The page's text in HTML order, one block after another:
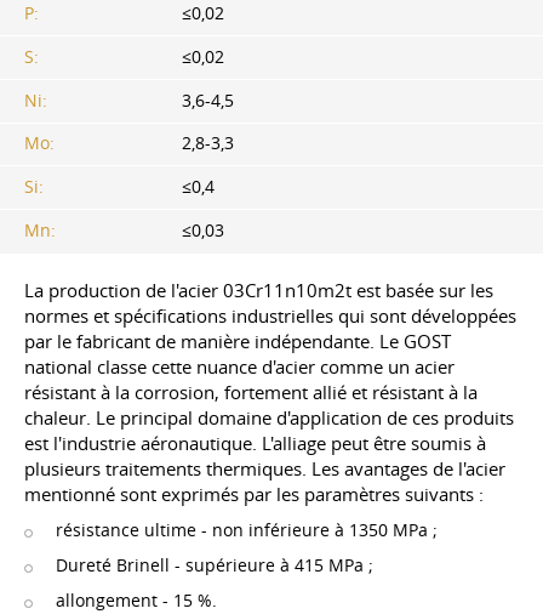
P:
≤0,02
S:
≤0,02
Ni:
3,6-4,5
Mo:
2,8-3,3
Si:
≤0,4
Mn:
≤0,03
La production de l'acier 03Cr11n10m2t est basée sur les
normes et spécifications industrielles qui sont développées
par le fabricant de manière indépendante. Le GOST
national classe cette nuance d'acier comme un acier
résistant à la corrosion, fortement allié et résistant à la
chaleur. Le principal domaine d'application de ces produits
est l'industrie aéronautique. L'alliage peut être soumis à
plusieurs traitements thermiques. Les avantages de l'acier
mentionné sont exprimés par les paramètres suivants :
résistance ultime - non inférieure à 1350 MPa ;
Dureté Brinell - supérieure à 415 MPa ;
allongement - 15 %.